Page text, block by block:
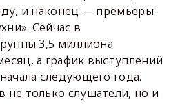
и наконец — премьеры
Сейчас в
3,5 миллиона
а график выступлений
следующего года.
не только слушатели, но и